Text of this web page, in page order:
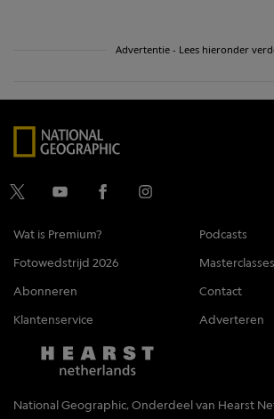
Advertentie - Lees hieronder
Wat is Premium?
Podcasts
Fotowedstrijd 2026
Masterclasses
Abonneren
Contact
Klantenservice
Adverteren
National Geographic, Onderdeel van Hearst